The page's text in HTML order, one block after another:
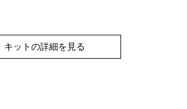
キットの詳細を見る